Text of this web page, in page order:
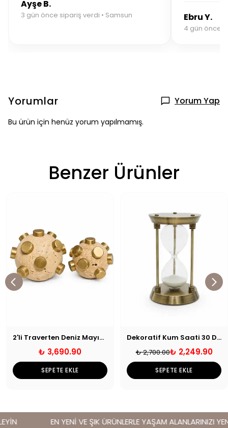
Ayşe B.
3 gün önce sipariş verdi • Samsun Ebru Y.
4 gün önce
Yorumlar Yorum Yap
Bu ürün için henüz yorum yapılmamış.
Benzer Ürünler
2'li Traverten Deniz Mayını Dekoratif Obje
₺ 3,690.90
SEPETE EKLE
Dekoratif Kum Saati 30 Dakika
₺ 2,700.00₺ 2,249.90
SEPETE EKLE
EN YENİ VE ŞIK ÜRÜNLERLE YAŞAM ALANLARINIZI